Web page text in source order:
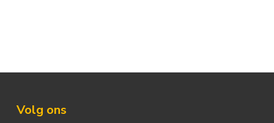
Footer
Volg ons